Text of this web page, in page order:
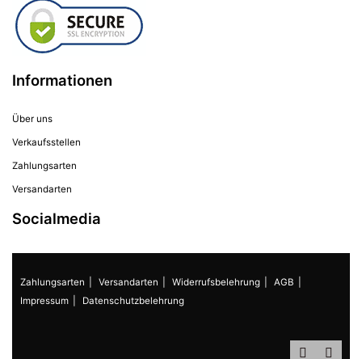
Informationen
Über uns
Verkaufsstellen
Zahlungsarten
Versandarten
Socialmedia
Zahlungsarten Versandarten Widerrufsbelehrung
AGB
Impressum
Datenschutzbelehrung